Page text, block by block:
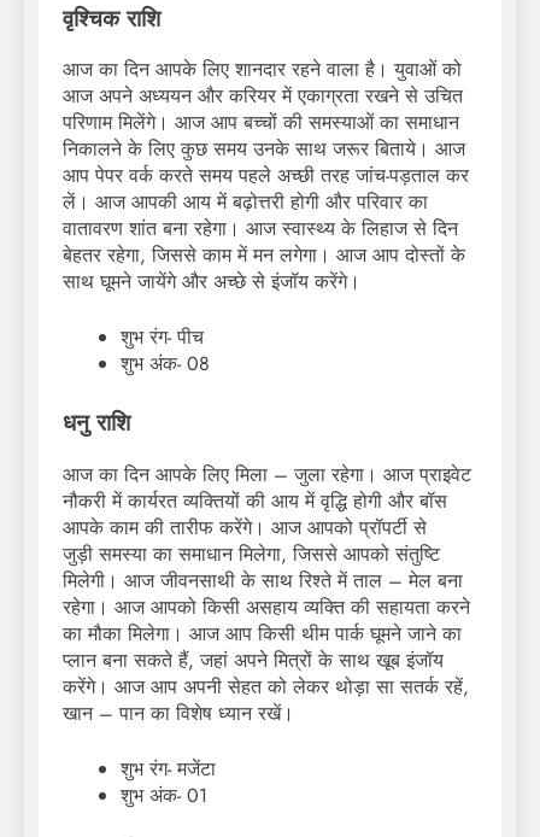
वृश्चिक राशि
आज का दिन आपके लिए शानदार रहने वाला है। युवाओं को
आज अपने अध्ययन और करियर में एकाग्रता रखने से उचित
परिणाम मिलेंगे। आज आप बच्चों की समस्याओं का समाधान
निकालने के लिए कुछ समय उनके साथ जरूर बिताये। आज
आप पेपर वर्क करते समय पहले अच्छी तरह जांच-पड़ताल कर
लें। आज आपकी आय में बढ़ोत्तरी होगी और परिवार का
वातावरण शांत बना रहेगा। आज स्वास्थ्य के लिहाज से दिन
बेहतर रहेगा, जिससे काम में मन लगेगा। आज आप दोस्तों के
साथ घूमने जायेंगे और अच्छे से इंजॉय करेंगे।
शुभ रंग- पीच
शुभ अंक- 08
धनु राशि
आज का दिन आपके लिए मिला – जुला रहेगा। आज प्राइवेट
नौकरी में कार्यरत व्यक्तियों की आय में वृद्धि होगी और बॉस
आपके काम की तारीफ करेंगे। आज आपको प्रॉपर्टी से
जुड़ी समस्या का समाधान मिलेगा, जिससे आपको संतुष्टि
मिलेगी। आज जीवनसाथी के साथ रिश्ते में ताल – मेल बना
रहेगा। आज आपको किसी असहाय व्यक्ति की सहायता करने
का मौका मिलेगा। आज आप किसी थीम पार्क घूमने जाने का
प्लान बना सकते हैं, जहां अपने मित्रों के साथ खूब इंजॉय
करेंगे। आज आप अपनी सेहत को लेकर थोड़ा सा सतर्क रहें,
खान – पान का विशेष ध्यान रखें।
शुभ रंग- मजेंटा
शुभ अंक- 01